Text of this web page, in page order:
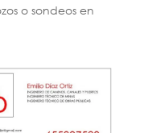
o sondeos en